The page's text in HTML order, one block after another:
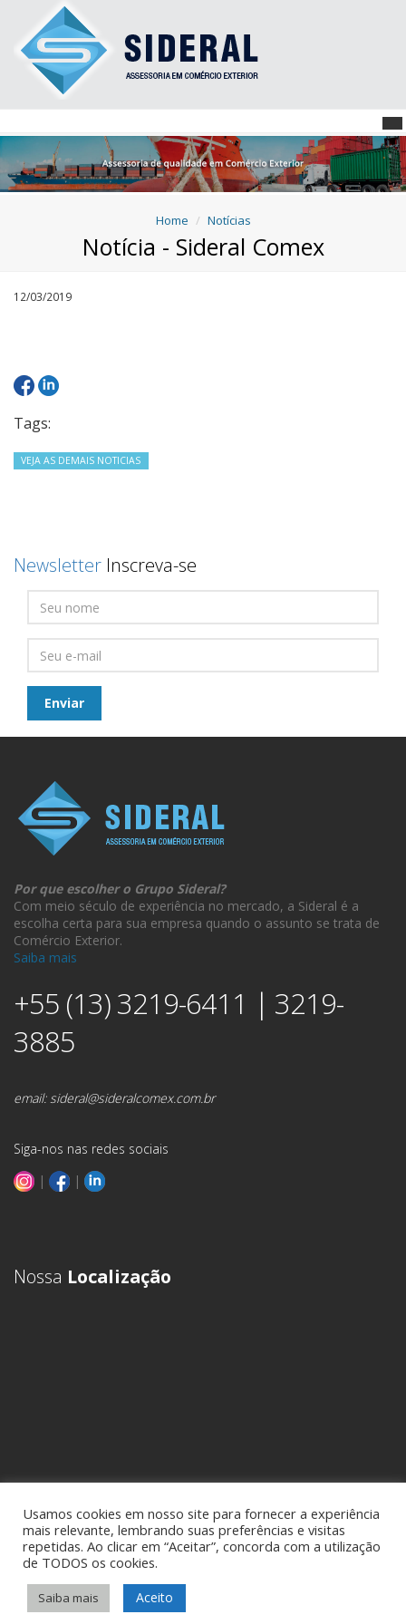
Home Notícias
Notícia - Sideral Comex
12/03/2019
Tags:
VEJA AS DEMAIS NOTICIAS
Newsletter Inscreva-se
Por que escolher o Grupo Sideral?
Com meio século de experiência no mercado, a Sideral é a
escolha certa para sua empresa quando o assunto se trata de
Comércio Exterior.
Saiba mais
+55 (13) 3219-6411 | 3219-
3885
email:sideral@sideralcomex.com.br
Siga-nos nas redes sociais
|
|
Nossa Localização
Sideral Comex - Assessoria em Comércio Exterior • Todos os direitos
reservados -Política de Privacidade
Usamos cookies em nosso site para fornecer a experiência
mais relevante, lembrando suas preferências e visitas
repetidas. Ao clicar em “Aceitar”, concorda com a utilização
de TODOS os cookies.
Saiba mais Aceito